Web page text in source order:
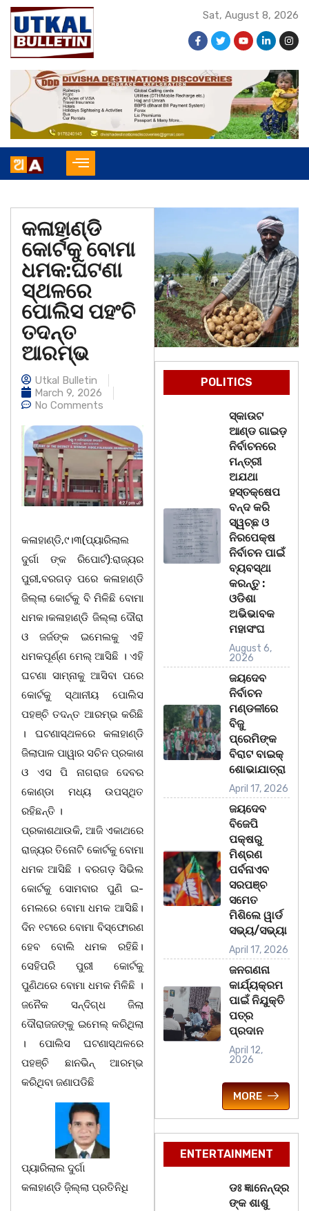
Sat, August 8, 2026
କଳାହାଣ୍ଡି
କୋର୍ଟକୁ ବୋମା
ଧମକ:ଘଟଣା
ସ୍ଥଳରେ
ପୋଲିସ ପହଂଚି
ତଦନ୍ତ
ଆରମ୍ଭ
Utkal Bulletin
March 9, 2026
No Comments
କଳାହାଣ୍ଡି,୯।୩(ପ୍ୟାରିଲାଲ
ଦୁର୍ଗା ଙ୍କ ରିପୋର୍ଟ):ରାଜ୍ୟର
ପୁରୀ,ବରଗଡ଼ ପରେ କଳାହାଣ୍ଡି
ଜିଲ୍ଲା କୋର୍ଟକୁ ବି ମିଳିଛି ବୋମା
ଧମକ।କଳାହାଣ୍ଡି ଜିଲ୍ଲା ଦୌରା
ଓ ଜର୍ଜଙ୍କ ଇମେଲକୁ ଏହି
ଧମକପୂର୍ଣ୍ଣ ମେଲ୍ ଆସିଛି । ଏହି
ଘଟଣା ସାମ୍ନାକୁ ଆସିବା ପରେ
କୋର୍ଟକୁ ସ୍ଥାନୀୟ ପୋଲିସ
ପହଞ୍ଚି ତଦନ୍ତ ଆରମ୍ଭ କରିଛି
। ଘଟଣାସ୍ଥଳରେ କଳାହାଣ୍ଡି
ଜିଲାପାଳ ପାୱାର ସଚିନ ପ୍ରକାଶ
ଓ ଏସ ପି ନାଗରାଜ ଦେବର
କୋଣ୍ଡା ମଧ୍ୟ ଉପସ୍ଥିତ
ରହିଛନ୍ତି ।
ପ୍ରକାଶଥାଉକି, ଆଜି ଏକାଥରେ
ରାଜ୍ୟର ତିନୋଟି କୋର୍ଟକୁ ବୋମା
ଧମକ ଆସିଛି । ବରଗଡ଼ ସିଭିଲ
କୋର୍ଟକୁ ସୋମବାର ପୁଣି ଇ-
ମେଲରେ ବୋମା ଧମକ ଆସିଛି।
ଦିନ ୧ଟାରେ ବୋମା ବିସ୍ଫୋରଣ
ହେବ ବୋଲି ଧମକ ରହିଛି।
ସେହିପରି ପୁରୀ କୋର୍ଟକୁ
ପୁଣିଥରେ ବୋମା ଧମକ ମିଳିଛି ।
ଜନୈକ ସନ୍ଦିଗ୍ଧ ଜିଲା
ଦୌରାଜଜଙ୍କୁ ଇମେଲ୍ କରିଥିଲା
। ପୋଲିସ ଘଟଣାସ୍ଥଳରେ
ପହଞ୍ଚି ଛାନଭିନ୍ ଆରମ୍ଭ
କରିଥିବା ଜଣାପଡିଛି
ପ୍ୟାରିଲାଲ ଦୁର୍ଗା
କଳାହାଣ୍ଡି ଜ଼ିଲ୍ଲା ପ୍ରତିନିଧି
POLITICS
ସ୍କାଉଟ
ଆଣ୍ଡ ଗାଇଡ଼
ନିର୍ବାଚନରେ
ମନ୍ତ୍ରୀ
ଅଯଥା
ହସ୍ତକ୍ଷେପ
ବନ୍ଦ କରି
ସ୍ୱଚ୍ଛ ଓ
ନିରପେକ୍ଷ
ନିର୍ବାଚନ ପାଇଁ
ବ୍ୟବସ୍ଥା
କରନ୍ତୁ :
ଓଡିଶା
ଅଭିଭାବକ
ମହାସଂଘ
August 6,
2026
ଜୟଦେବ
ନିର୍ବାଚନ
ମଣ୍ଡଳୀରେ
ବିଜୁ
ପ୍ରେମିଙ୍କ
ବିରାଟ ବାଇକ୍
ଶୋଭାଯାତ୍ରା
April 17, 2026
ଜୟଦେବ
ବିଜେପି
ପକ୍ଷରୁ
ମିଶ୍ରଣ
ପର୍ବନାଏବ
ସରପଞ୍ଚ
ସମେତ
ମିଶିଲେ ୱାର୍ଡ
ସଭ୍ୟ/ସଭ୍ୟା
April 17, 2026
ଜନଗଣନା
କାର୍ଯ୍ୟକ୍ରମ
ପାଇଁ ନିଯୁକ୍ତି
ପତ୍ର
ପ୍ରଦାନ
April 12,
2026
MORE
ENTERTAINMENT
ଡଃ ଜ୍ଞାନେନ୍ଦ୍ର
ଙ୍କ ଶାଶୁ